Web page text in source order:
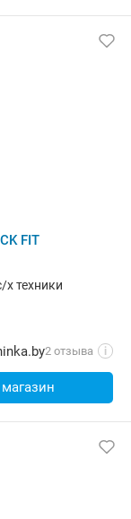
FIT
техники
2 отзыва i